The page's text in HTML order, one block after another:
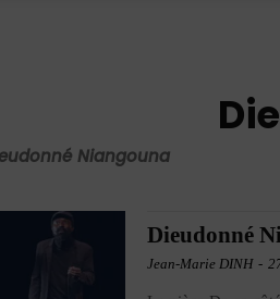
Niangouna
Dieudonné
Jean-Marie DINH -